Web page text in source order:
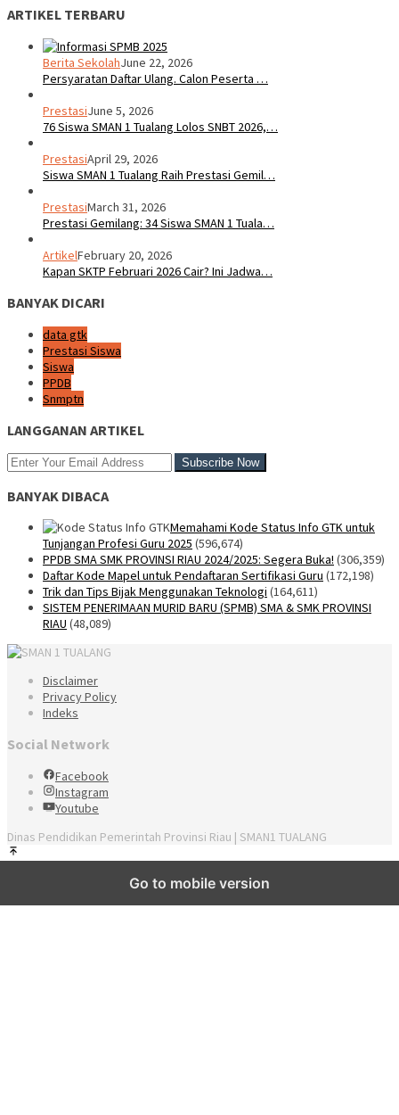
ARTIKEL TERBARU
Berita SekolahJune 22, 2026
Persyaratan Daftar Ulang. Calon Peserta …
PrestasiJune 5, 2026
76 Siswa SMAN 1 Tualang Lolos SNBT 2026,…
PrestasiApril 29, 2026
Siswa SMAN 1 Tualang Raih Prestasi Gemil…
PrestasiMarch 31, 2026
Prestasi Gemilang: 34 Siswa SMAN 1 Tuala…
ArtikelFebruary 20, 2026
Kapan SKTP Februari 2026 Cair? Ini Jadwa…
BANYAK DICARI
data gtk
Prestasi Siswa
Siswa
PPDB
Snmptn
LANGGANAN ARTIKEL
BANYAK DIBACA
Memahami Kode Status Info GTK untuk
Tunjangan Profesi Guru 2025 (596,674)
PPDB SMA SMK PROVINSI RIAU 2024/2025: Segera Buka! (306,359)
Daftar Kode Mapel untuk Pendaftaran Sertifikasi Guru (172,198)
Trik dan Tips Bijak Menggunakan Teknologi (164,611)
SISTEM PENERIMAAN MURID BARU (SPMB) SMA & SMK PROVINSI
RIAU (48,089)
Disclaimer
Privacy Policy
Indeks
Social Network
Facebook
Instagram
Youtube
Dinas Pendidikan Pemerintah Provinsi Riau | SMAN1 TUALANG
Go to mobile version